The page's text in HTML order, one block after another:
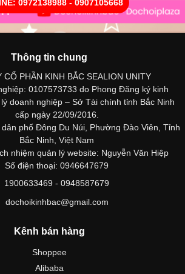
0972138988 - 0907105668
Thông tin chung
CỔ PHẦN KINH BẮC SEALION UNITY
0107573733 do Phong Đăng ký kinh
doanh nghiệp – Sở Tài chính tỉnh Bắc Ninh
cấp ngày 22/09/2016.
phố Đông Du Núi, Phường Đào Viên, Tỉnh
Bắc Ninh, Việt Nam
nhiệm quản lý website: Nguyễn Văn Hiệp
Số điện thoại: 0946647679
1900633469 - 0948587679
dochoikinhbac@gmail.com
Kênh bán hàng
Shoppee
Alibaba